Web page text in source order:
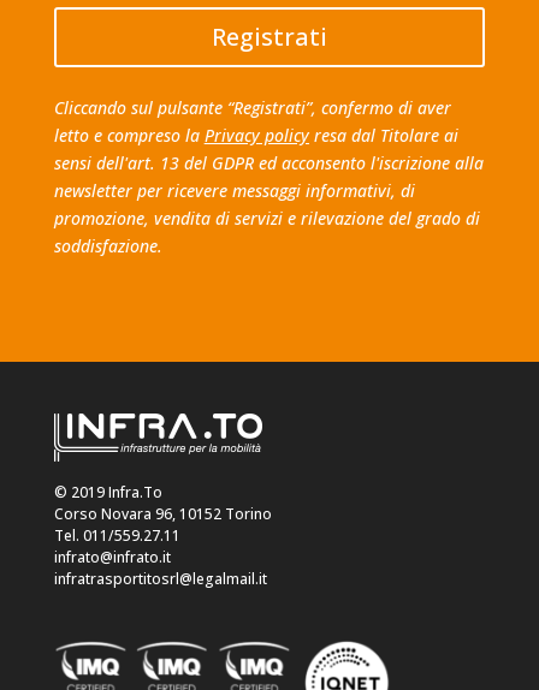
Registrati
Cliccando sul pulsante “Registrati”, confermo di aver
letto e compreso la Privacy policyresa dal Titolare ai
sensi dell'art. 13 del GDPR ed acconsento l'iscrizione alla
newsletter per ricevere messaggi informativi, di
promozione, vendita di servizi e rilevazione del grado di
soddisfazione.
© 2019 Infra.To
Corso Novara 96, 10152 Torino
Tel. 011/559.27.11
infrato@infrato.it
infratrasportitosrl@legalmail.it